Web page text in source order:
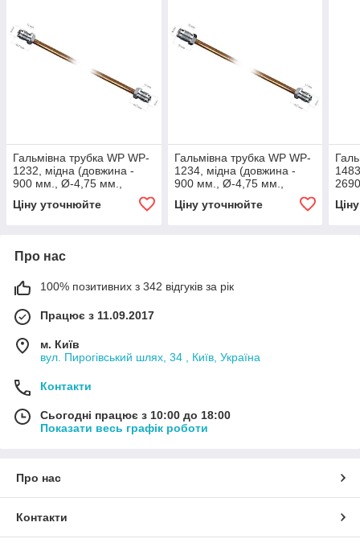
Гальмівна трубка WP WP-
1232, мідна (довжина -
900 мм., Ø-4,75 мм.,
Ціну уточнюйте
Гальмівна трубка WP WP-
1234, мідна (довжина -
900 мм., Ø-4,75 мм.,
Ціну уточнюйте
Про нас
100% позитивних з 342 відгуків за рік
Працює з 11.09.2017
м. Київ
вул. Пирогівський шлях, 34 , Київ, Україна
Контакти
Сьогодні працює з 10:00 до 18:00
Показати весь графік роботи
Про нас
Контакти